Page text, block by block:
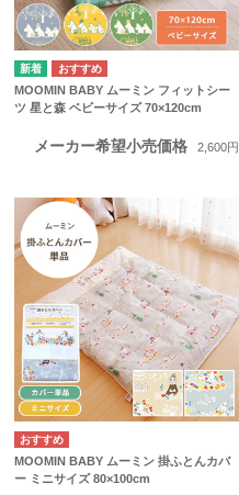
MOOMIN BABY ムーミン フィットシー
ツ 星と森 ベビーサイズ 70×120cm
メーカー希望小売価格 2,600円
MOOMIN BABY ムーミン 掛ふとんカバ
ー ミニサイズ 80×100cm